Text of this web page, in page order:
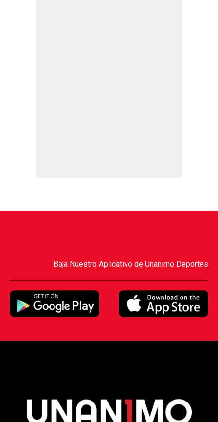
Baja Nuestro Aplicativo de Unanimo Deportes